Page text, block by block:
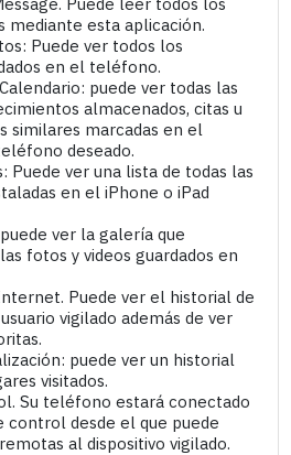
mediante esta aplicación.
Puede ver todos los
en el teléfono.
puede ver todas las
almacenados, citas u
similares marcadas en el
deseado.
Puede ver una lista de todas las
en el iPhone o iPad
ver la galería que
fotos y videos guardados en
Puede ver el historial de
vigilado además de ver
puede ver un historial
visitados.
Su teléfono estará conectado
control desde el que puede
al dispositivo vigilado.